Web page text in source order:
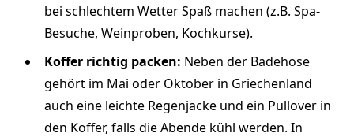
bei schlechtem Wetter Spaß machen (z.B. Spa-
Besuche, Weinproben, Kochkurse).
Koffer richtig packen: Neben der Badehose
gehört im Mai oder Oktober in Griechenland
auch eine leichte Regenjacke und ein Pullover in
den Koffer, falls die Abende kühl werden. In